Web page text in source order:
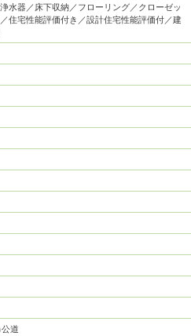
水器／床下収納／フローリング／クローゼッ
住宅性能評価付き／設計住宅性能評価付／建
道